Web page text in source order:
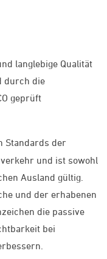
langlebige Qualität
durch die
geprüft
Standards der
und ist sowohl
Ausland gültig.
und der erhabenen
die passive
bei